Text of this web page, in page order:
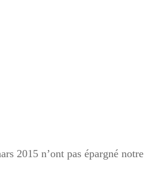
2015 n’ont pas épargné